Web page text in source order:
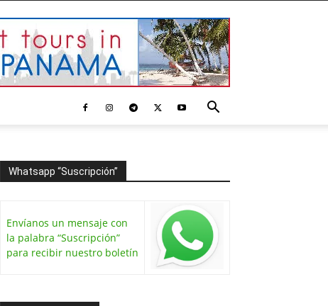
Whatsapp “Suscripción”
Envíanos un mensaje con
la palabra “Suscripción”
para recibir nuestro boletín